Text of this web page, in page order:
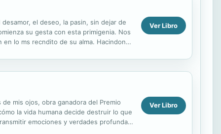
el deseo, la pasin, sin dejar de
su gesta con esta primigenia. Nos
lo ms recndito de su alma. Hacindonos
Ver Libro
mis ojos, obra ganadora del Premio
la vida humana decide destruir lo que
emociones y verdades profundas
Ver Libro